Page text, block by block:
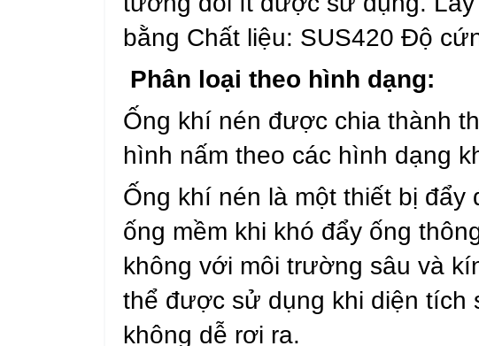
bằng Chất liệu: SUS420 Độ
Phân loại theo hình dạng:
Ống khí nén được chia thành
hình nấm theo các hình dạng
Ống khí nén là một thiết bị
ống mềm khi khó đẩy ống
không với môi trường sâu và
thể được sử dụng khi diện tích
không dễ rơi ra.